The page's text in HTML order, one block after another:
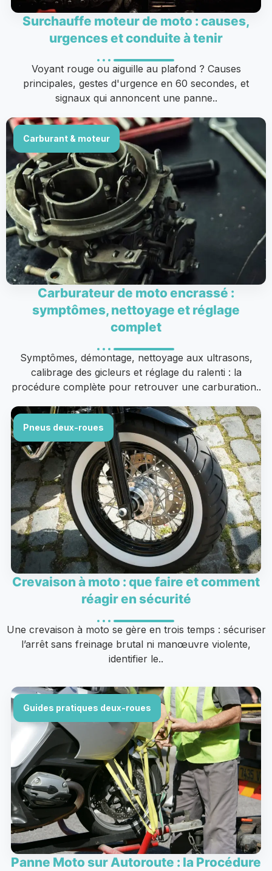
Surchauffe moteur de moto : causes,
urgences et conduite à tenir
Voyant rouge ou aiguille au plafond ? Causes
principales, gestes d'urgence en 60 secondes, et
signaux qui annoncent une panne..
Carburant & moteur
Carburateur de moto encrassé :
symptômes, nettoyage et réglage
complet
Symptômes, démontage, nettoyage aux ultrasons,
calibrage des gicleurs et réglage du ralenti : la
procédure complète pour retrouver une carburation..
Pneus deux-roues
Crevaison à moto : que faire et comment
réagir en sécurité
Une crevaison à moto se gère en trois temps : sécuriser
l’arrêt sans freinage brutal ni manœuvre violente,
identifier le..
Guides pratiques deux-roues
Panne Moto sur Autoroute : la Procédure